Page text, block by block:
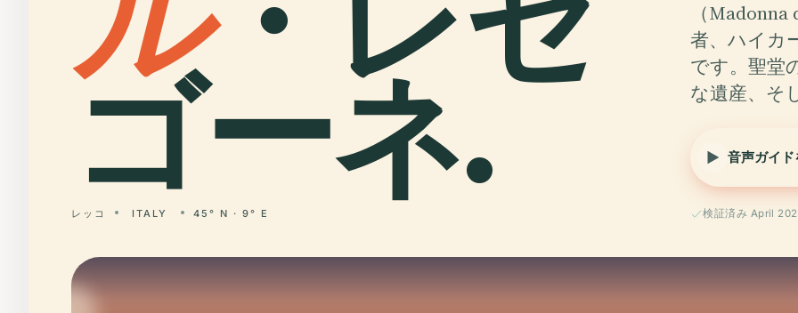
ゴーネ.
レッコ ITALY 45° N · 9° E
（
者、ハイカ
です。聖堂
な遺産、そ
音声ガイド
検証済み April